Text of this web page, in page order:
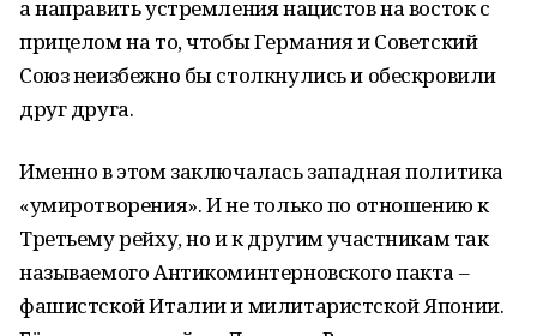
а направить устремления нацистов на восток с
прицелом на то, чтобы Германия и Советский
Союз неизбежно бы столкнулись и обескровили
друг друга.
Именно в этом заключалась западная политика
«умиротворения». И не только по отношению к
Третьему рейху, но и к другим участникам так
называемого Антикоминтерновского пакта –
фашистской Италии и милитаристской Японии.